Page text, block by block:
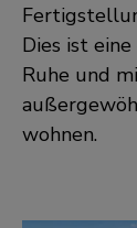
Dies ist
Ruhe und
wohnen.